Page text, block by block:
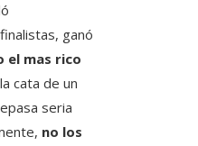
ganó
el mas rico
cata de un
seria
no los